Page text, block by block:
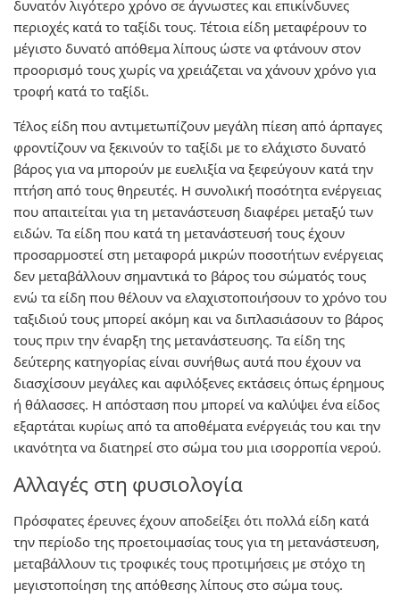
δυνατόν λιγότερο χρόνο σε άγνωστες και επικίνδυνες
περιοχές κατά το ταξίδι τους. Τέτοια είδη μεταφέρουν το
μέγιστο δυνατό απόθεμα λίπους ώστε να φτάνουν στον
προορισμό τους χωρίς να χρειάζεται να χάνουν χρόνο για
τροφή κατά το ταξίδι.
Τέλος είδη που αντιμετωπίζουν μεγάλη πίεση από άρπαγες
φροντίζουν να ξεκινούν το ταξίδι με το ελάχιστο δυνατό
βάρος για να μπορούν με ευελιξία να ξεφεύγουν κατά την
πτήση από τους θηρευτές. Η συνολική ποσότητα ενέργειας
που απαιτείται για τη μετανάστευση διαφέρει μεταξύ των
ειδών. Τα είδη που κατά τη μετανάστευσή τους έχουν
προσαρμοστεί στη μεταφορά μικρών ποσοτήτων ενέργειας
δεν μεταβάλλουν σημαντικά το βάρος του σώματός τους
ενώ τα είδη που θέλουν να ελαχιστοποιήσουν το χρόνο του
ταξιδιού τους μπορεί ακόμη και να διπλασιάσουν το βάρος
τους πριν την έναρξη της μετανάστευσης. Τα είδη της
δεύτερης κατηγορίας είναι συνήθως αυτά που έχουν να
διασχίσουν μεγάλες και αφιλόξενες εκτάσεις όπως έρημους
ή θάλασσες. Η απόσταση που μπορεί να καλύψει ένα είδος
εξαρτάται κυρίως από τα αποθέματα ενέργειάς του και την
ικανότητα να διατηρεί στο σώμα του μια ισορροπία νερού.
Αλλαγές στη φυσιολογία
Πρόσφατες έρευνες έχουν αποδείξει ότι πολλά είδη κατά
την περίοδο της προετοιμασίας τους για τη μετανάστευση,
μεταβάλλουν τις τροφικές τους προτιμήσεις με στόχο τη
μεγιστοποίηση της απόθεσης λίπους στο σώμα τους.